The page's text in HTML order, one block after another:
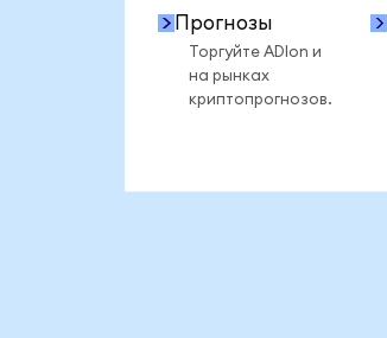
Прогнозы
Торгуйте ADIon и
на рынках
криптопрогнозов.